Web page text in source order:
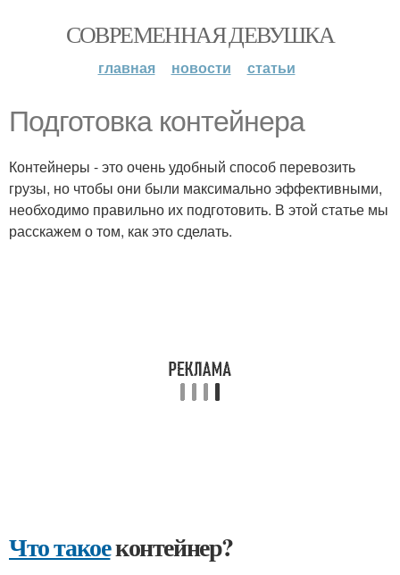
СОВРЕМЕННАЯ ДЕВУШКА
главная новости статьи
Подготовка контейнера
Контейнеры - это очень удобный способ перевозить
грузы, но чтобы они были максимально эффективными,
необходимо правильно их подготовить. В этой статье мы
расскажем о том, как это сделать.
Что такоеконтейнер?